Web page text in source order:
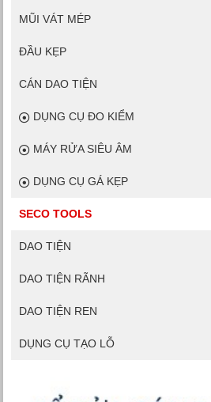
MŨI VÁT MÉP
ĐẦU KẸP
CÁN DAO TIỆN
DỤNG CỤ ĐO KIỂM
MÁY RỬA SIÊU ÂM
DỤNG CỤ GÁ KẸP
SECO TOOLS
DAO TIỆN
DAO TIỆN RÃNH
DAO TIỆN REN
DỤNG CỤ TẠO LỖ